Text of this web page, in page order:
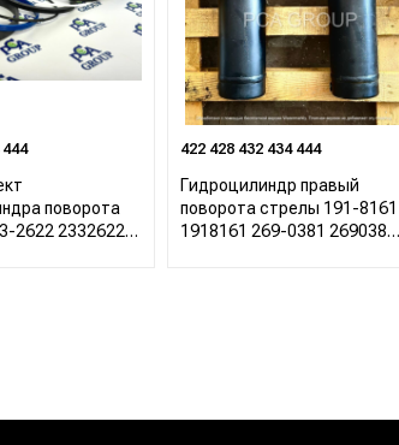
поворота
2622 2332622
422 428 432 434 444
Гидроцилиндр правый
поворота стрелы 191-8161
1918161 269-0381 2690381